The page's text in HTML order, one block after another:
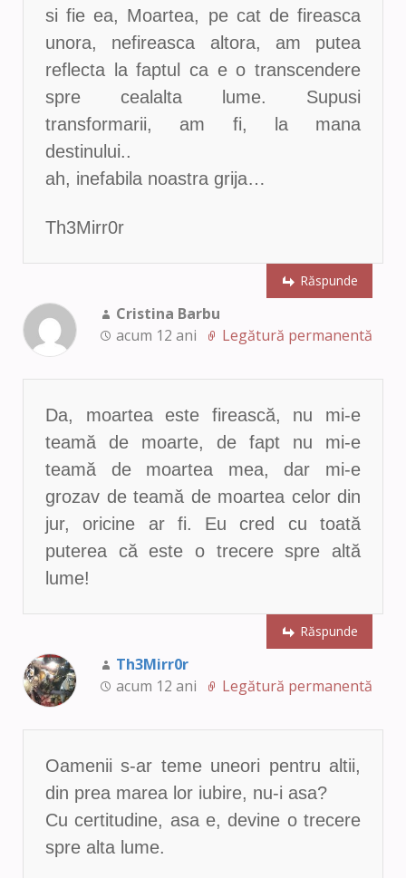
si fie ea, Moartea, pe cat de fireasca
unora, nefireasca altora, am putea
reflecta la faptul ca e o transcendere
spre cealalta lume. Supusi
transformarii, am fi, la mana
destinului..
ah, inefabila noastra grija…
Th3Mirr0r
Răspunde
Cristina Barbu
acum 12 ani
Legătură permanentă
Da, moartea este firească, nu mi-e
teamă de moarte, de fapt nu mi-e
teamă de moartea mea, dar mi-e
grozav de teamă de moartea celor din
jur, oricine ar fi. Eu cred cu toată
puterea că este o trecere spre altă
lume!
Răspunde
Th3Mirr0r
acum 12 ani
Legătură permanentă
Oamenii s-ar teme uneori pentru altii,
din prea marea lor iubire, nu-i asa?
Cu certitudine, asa e, devine o trecere
spre alta lume.